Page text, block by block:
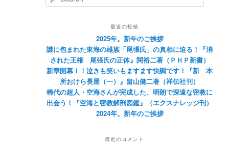
最近の投稿
2025年。新年のご挨拶
謎に包まれた東海の雄族「尾張氏」の真相に迫る！『消
された王権 尾張氏の正体』関裕二著（ＰＨＰ新書）
新章開幕！！泣きも笑いもますます快調です！『新 本
所おけら長屋（一）』畠山健二著（祥伝社刊）
稀代の超人・空海さんが完成した、明朗で深遠な密教に
出会う！『空海と密教解剖図鑑』（エクスナレッジ刊）
2024年。新年のご挨拶
最近のコメント